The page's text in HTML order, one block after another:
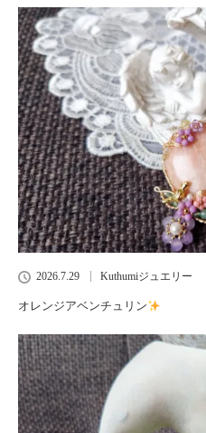
2026.7.29 Kuthumiジュエリー
オレンジアベンチュリン